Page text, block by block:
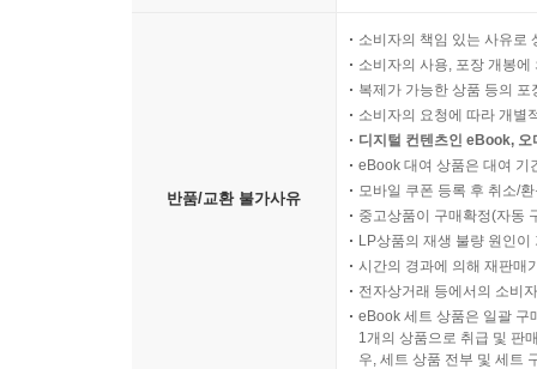
반품/교환 불가사유
소비자의 책임 있는 사유로
소비자의 사용, 포장 개봉
복제가 가능한 상품 등의
소비자의 요청에 따라 개별
디지털 컨텐츠인 eBook,
eBook 대여 상품은 대여 기
모바일 쿠폰 등록 후 취소/
중고상품이 구매확정(자동
LP상품의 재생 불량 원인
시간의 경과에 의해 재판매
전자상거래 등에서의 소비
eBook 세트 상품은 일괄 구
1개의 상품으로 취급 및 판
우, 세트 상품 전부 및 세트